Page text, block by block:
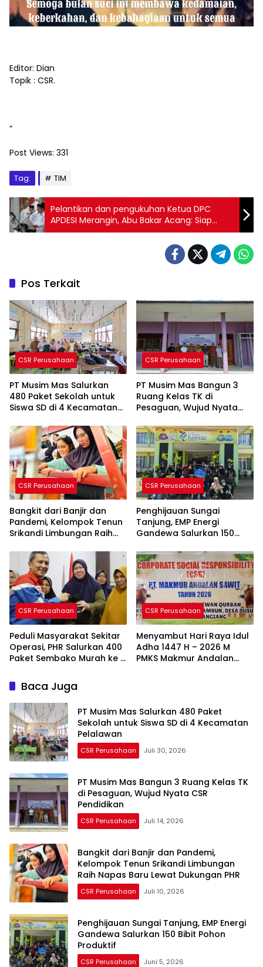
Editor: Dian
Topik : CSR.
“
Post Views: 331
Tag: TIM
Pelantikan dan pengukuhan Ketua DPC
APDESI Merangin, Abu Bakar Acang: Siap
Mendukung Pemerintah Untuk Kemajuan
Pos Terkait
CSR Perusahaan
PT Musim Mas Salurkan
480 Paket Sekolah untuk
Siswa SD di 4 Kecamatan
CSR Perusahaan
PT Musim Mas Bangun 3
Ruang Kelas TK di
Pesaguan, Wujud Nyata
CSR Perusahaan
Bangkit dari Banjir dan
Pandemi, Kelompok Tenun
Srikandi Limbungan Raih
Dukungan PHR
CSR Perusahaan
Penghijauan Sungai
Tanjung, EMP Energi
Gandewa Salurkan 150
CSR Perusahaan
Peduli Masyarakat Sekitar
Operasi, PHR Salurkan 400
Paket Sembako Murah ke 4
Bengkalis
CSR Perusahaan
Menyambut Hari Raya Idul
Adha 1447 H – 2026 M
PMKS Makmur Andalan
Baca Juga
PT Musim Mas Salurkan 480 Paket
Sekolah untuk Siswa SD di 4 Kecamatan
Pelalawan
CSR Perusahaan Juli 30, 2026
PT Musim Mas Bangun 3 Ruang Kelas TK
di Pesaguan, Wujud Nyata CSR
Pendidikan
CSR Perusahaan Juli 14, 2026
Bangkit dari Banjir dan Pandemi,
Kelompok Tenun Srikandi Limbungan
Raih Napas Baru Lewat Dukungan PHR
CSR Perusahaan Juli 10, 2026
Penghijauan Sungai Tanjung, EMP Energi
Gandewa Salurkan 150 Bibit Pohon
Produktif
CSR Perusahaan Juni 5, 2026